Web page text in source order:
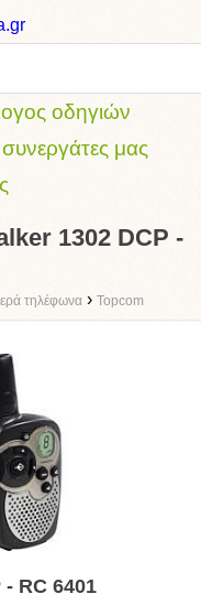
οδηγιών
μας
1302 DCP -
τηλέφωνα › Topcom
RC 6401